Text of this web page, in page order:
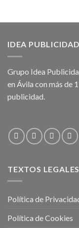
IDEA PUBLICIDAD
Grupo Idea
en Ávila con más de
publicidad.
TEXTOS LEGALES
Política de
Política de Cookies